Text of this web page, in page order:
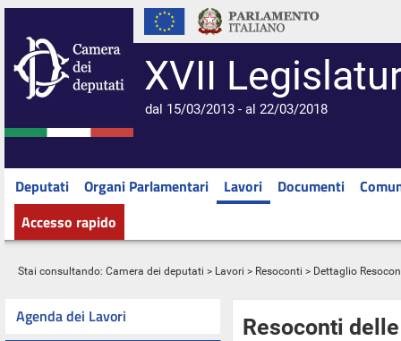
XVII
dal 15/03/2013 - al 22/03/2018
Deputati Organi Parlamentari Lavori Documenti
Accesso rapido
Stai consultando: Camera dei deputati > Lavori > Resoconti > Dettaglio
Agenda dei Lavori
Resoconti